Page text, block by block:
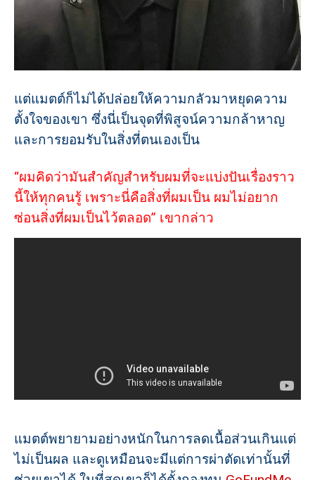
แต่แมตต์ก็ไม่ได้ปล่อยให้ความกลัวมาหยุดความ
ตั้งใจของเขา ซึ่งนี่เป็นจุดที่พิสูจน์ความกล้าหาญ
และการยอมรับในสิ่งที่ตนเองเป็น
“ผมคิดว่ามันสำคัญสำหรับผมที่จะแบ่งปันเรื่องราว
นี้ให้ทุกคนรู้ เพราะนี่คือสิ่งที่ผมเป็น ผมไม่อยาก
ซ่อนสิ่งที่ผมเป็นไว้ตลอด” เขากล่าว
แมตต์พยายามอย่างหนักในการลดเนื้อส่วนเกินแต่
ไม่เป็นผล และดูเหมือนจะมีแต่การผ่าตัดเท่านั้นที่